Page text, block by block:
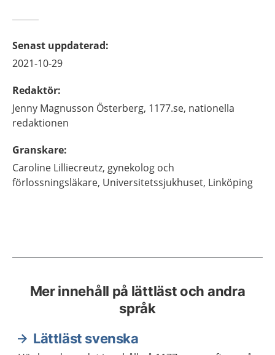
Senast uppdaterad:
2021-10-29
Redaktör:
Jenny Magnusson Österberg, 1177.se, nationella
redaktionen
Granskare:
Caroline Lilliecreutz, gynekolog och
förlossningsläkare, Universitetssjukhuset, Linköping
Mer innehåll på lättläst och andra
språk
Lättläst svenska